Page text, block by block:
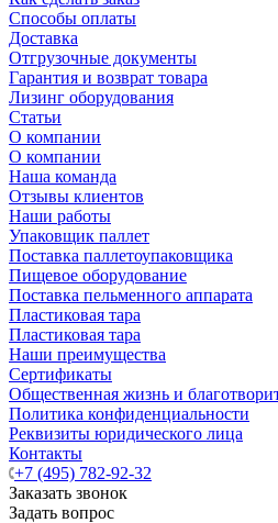
Способы оплаты
Доставка
Отгрузочные документы
Гарантия и возврат товара
Лизинг оборудования
Статьи
О компании
О компании
Наша команда
Отзывы клиентов
Наши работы
Упаковщик паллет
Поставка паллетоупаковщика
Пищевое оборудование
Поставка пельменного аппарата
Пластиковая тара
Пластиковая тара
Наши преимущества
Сертификаты
Общественная жизнь и
Политика конфиденциальности
Реквизиты юридического лица
Контакты
+7 (495) 782-92-32
Заказать звонок
Задать вопрос